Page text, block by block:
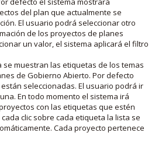
del plan que actualmente se
El usuario podrá seleccionar otro
de los proyectos de planes
un valor, el sistema aplicará el filtro
se muestran las etiquetas de los temas
de Gobierno Abierto. Por defecto
seleccionadas. El usuario podrá ir
En todo momento el sistema irá
con las etiquetas que estén
clic sobre cada etiqueta la lista se
Cada proyecto pertenece